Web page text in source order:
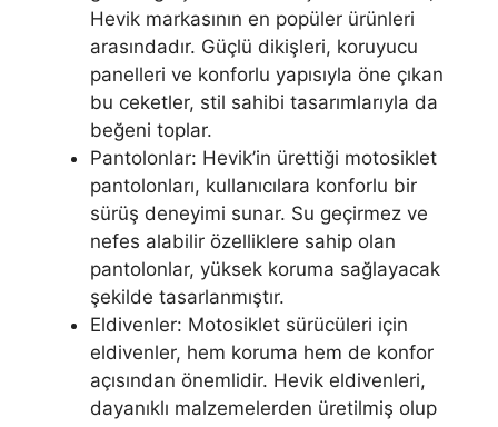
Hevik markasının en popüler ürünleri
arasındadır. Güçlü dikişleri, koruyucu
panelleri ve konforlu yapısıyla öne çıkan
bu ceketler, stil sahibi tasarımlarıyla da
beğeni toplar.
Pantolonlar: Hevik’in ürettiği motosiklet
pantolonları, kullanıcılara konforlu bir
sürüş deneyimi sunar. Su geçirmez ve
nefes alabilir özelliklere sahip olan
pantolonlar, yüksek koruma sağlayacak
şekilde tasarlanmıştır.
Eldivenler: Motosiklet sürücüleri için
eldivenler, hem koruma hem de konfor
açısından önemlidir. Hevik eldivenleri,
dayanıklı malzemelerden üretilmiş olup